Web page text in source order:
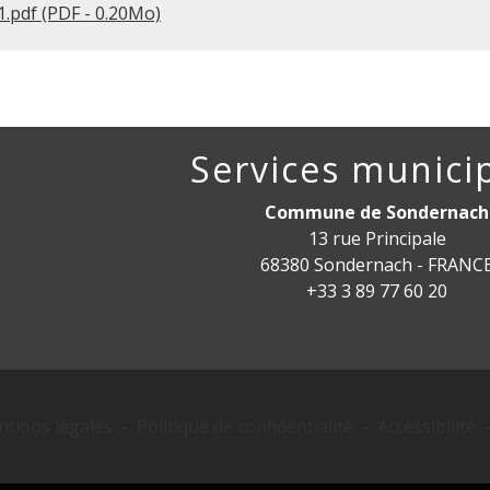
(PDF - 0.20Mo)
Services
Commune de Sondernach
13 rue Principale
68380 Sondernach -
+33 3 89 77 60 20